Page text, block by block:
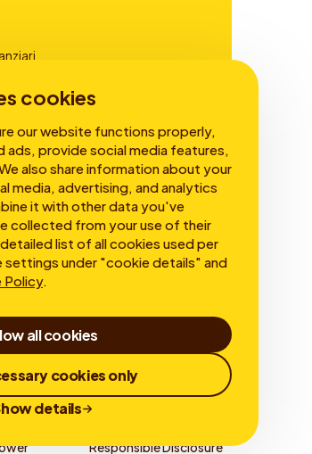
cookies
our website functions properly,
ads, provide social media features,
also share information about your
media, advertising, and analytics
it with other data you've
collected from your use of their
list of all cookies used per
under "cookie details" and
Policy.
all cookies
cookies only
details
Responsible Disclosure